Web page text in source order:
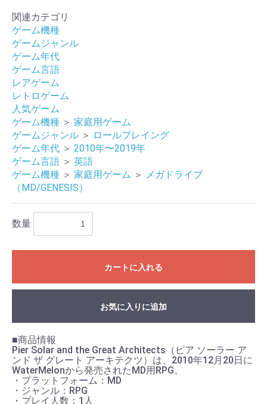
関連カテゴリ
ゲーム機種
ゲームジャンル
ゲーム年代
ゲーム言語
レアゲーム
レトロゲーム
人気ゲーム
ゲーム機種 ＞ 家庭用ゲーム
ゲームジャンル ＞ ロールプレイング
ゲーム年代 ＞ 2010年〜2019年
ゲーム言語 ＞ 英語
ゲーム機種 ＞ 家庭用ゲーム ＞ メガドライブ
（MD/GENESIS）
数量
カートに入れる
お買い物を続ける カートへ進む
お気に入りに追加
■商品情報
Pier Solar and the Great Architects（ピア ソーラー ア
ンド ザ グレート アーキテクツ）は、2010年12月20日に
WaterMelonから発売されたMD用RPG。
・プラットフォーム：MD
・ジャンル：RPG
・プレイ人数：1人